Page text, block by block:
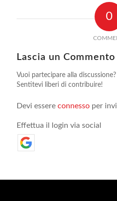
0
Lascia un Commento
Vuoi partecipare alla discussione?
Sentitevi liberi di contribuire!
Devi essere connessoper
Effettua il login via social